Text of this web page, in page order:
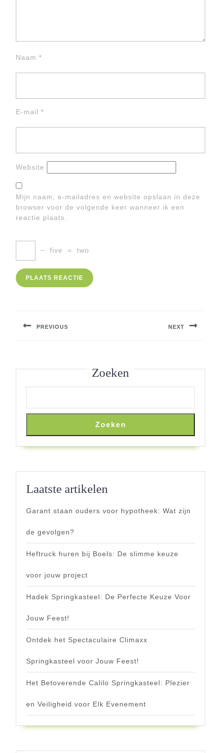
Naam *
E-mail *
Website
Mijn naam, e-mailadres en website opslaan in deze
browser voor de volgende keer wanneer ik een
reactie plaats.
− five = two
PREVIOUS NEXT
Zoeken
Zoeken
Laatste artikelen
Garant staan ouders voor hypotheek: Wat zijn
de gevolgen?
Heftruck huren bij Boels: De slimme keuze
voor jouw project
Hadek Springkasteel: De Perfecte Keuze Voor
Jouw Feest!
Ontdek het Spectaculaire Climaxx
Springkasteel voor Jouw Feest!
Het Betoverende Calilo Springkasteel: Plezier
en Veiligheid voor Elk Evenement